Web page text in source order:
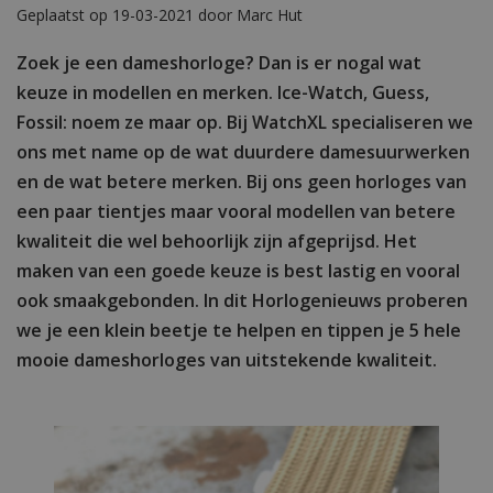
Geplaatst op 19-03-2021 door Marc Hut
Zoek je een dameshorloge? Dan is er nogal wat
keuze in modellen en merken. Ice-Watch, Guess,
Fossil: noem ze maar op. Bij WatchXL specialiseren we
ons met name op de wat duurdere damesuurwerken
en de wat betere merken. Bij ons geen horloges van
een paar tientjes maar vooral modellen van betere
kwaliteit die wel behoorlijk zijn afgeprijsd. Het
maken van een goede keuze is best lastig en vooral
ook smaakgebonden. In dit Horlogenieuws proberen
we je een klein beetje te helpen en tippen je 5 hele
mooie dameshorloges van uitstekende kwaliteit.